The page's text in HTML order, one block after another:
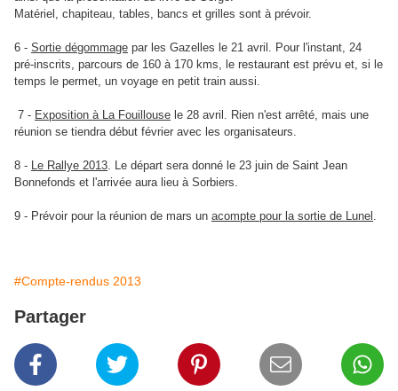
Matériel, chapiteau, tables, bancs et grilles sont à prévoir.
6 - Sortie dégommage par les Gazelles le 21 avril. Pour l'instant, 24
pré-inscrits, parcours de 160 à 170 kms, le restaurant est prévu et, si le
temps le permet, un voyage en petit train aussi.
7 - Exposition à La Fouillouse le 28 avril. Rien n'est arrêté, mais une
réunion se tiendra début février avec les organisateurs.
8 - Le Rallye 2013. Le départ sera donné le 23 juin de Saint Jean
Bonnefonds et l'arrivée aura lieu à Sorbiers.
9 - Prévoir pour la réunion de mars un acompte pour la sortie de Lunel .
#Compte-rendus 2013
Partager